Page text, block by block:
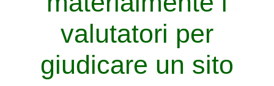
valutatori per
giudicare un sito